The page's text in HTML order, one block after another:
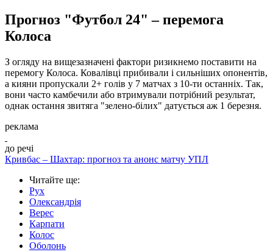
Прогноз "Футбол 24" – перемога
Колоса
З огляду на вищезазначені фактори ризикнемо поставити на
перемогу Колоса. Ковалівці прибивали і сильніших опонентів,
а кияни пропускали 2+ голів у 7 матчах з 10-ти останніх. Так,
вони часто камбечили або втримували потрібний результат,
однак остання звитяга "зелено-білих" датується аж 1 березня.
реклама
до речі
Кривбас – Шахтар: прогноз та анонс матчу УПЛ
Читайте ще:
Рух
Олександрія
Верес
Карпати
Колос
Оболонь